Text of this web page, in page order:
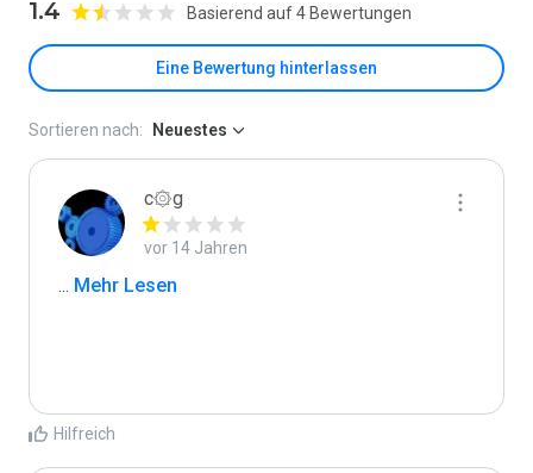
1.4 Basierend auf 4 Bewertungen
Eine Bewertung hinterlassen
Sortieren nach: Neuestes
c۞g
vor 14 Jahren
... Mehr Lesen
Hilfreich